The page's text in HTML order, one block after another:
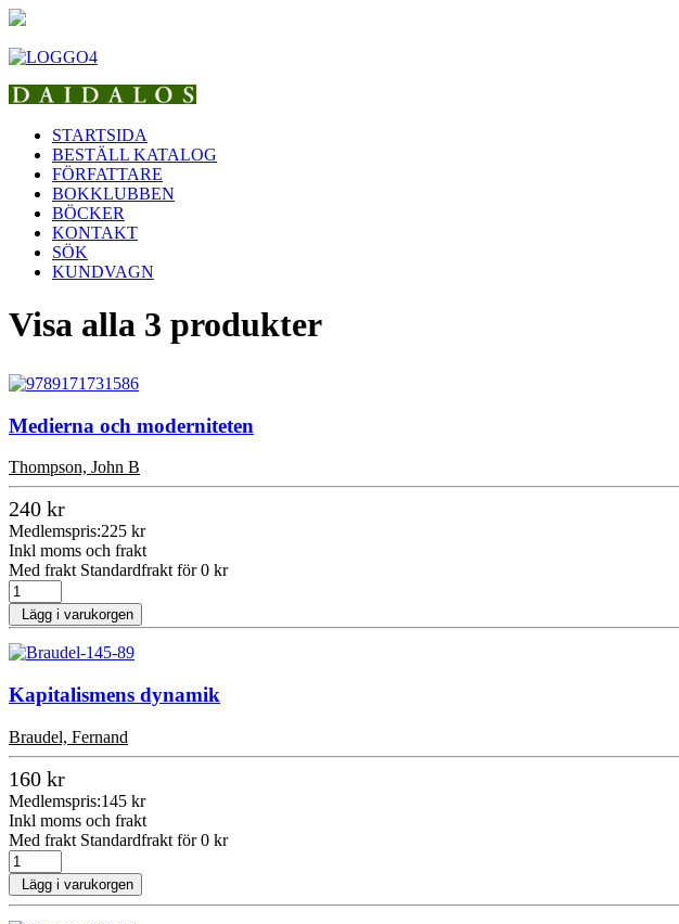
STARTSIDA
BESTÄLL KATALOG
FÖRFATTARE
BOKKLUBBEN
BÖCKER
KONTAKT
SÖK
KUNDVAGN
Visa alla 3 produkter
Medierna och moderniteten
Thompson, John B
240 kr
Medlemspris:225 kr
Inkl moms och frakt
Med frakt Standardfrakt för 0 kr
Lägg i varukorgen
Kapitalismens dynamik
Braudel, Fernand
160 kr
Medlemspris:145 kr
Inkl moms och frakt
Med frakt Standardfrakt för 0 kr
Lägg i varukorgen